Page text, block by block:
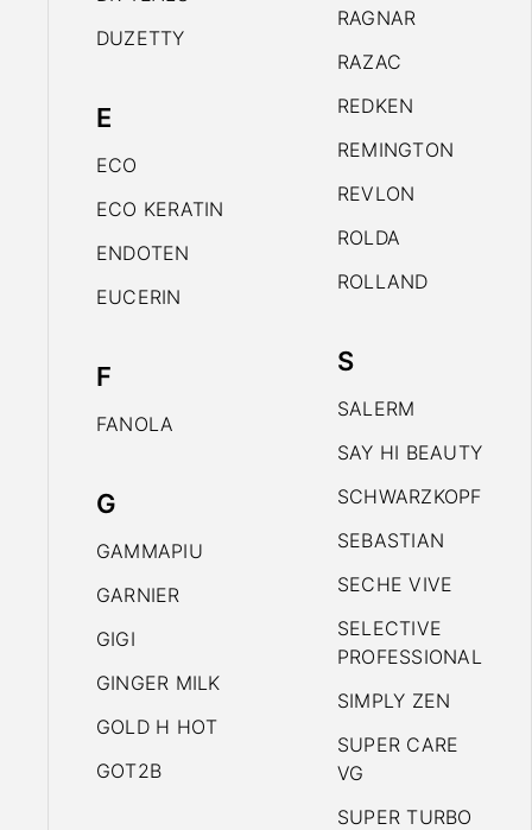
DUZETTY
E
ECO
ECO KERATIN
ENDOTEN
EUCERIN
F
FANOLA
G
GAMMAPIU
GARNIER
GIGI
GINGER MILK
GOLD H HOT
GOT2B
RAGNAR
RAZAC
REDKEN
REMINGTON
REVLON
ROLDA
ROLLAND
S
SALERM
SAY HI BEAUTY
SCHWARZKOPF
SEBASTIAN
SECHE VIVE
SELECTIVE
PROFESSIONAL
SIMPLY ZEN
SUPER CARE
VG
SUPER TURBO